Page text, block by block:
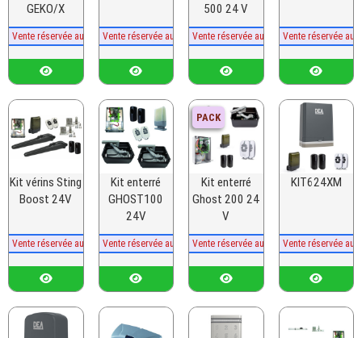
GEKO/X
Vente réservée aux professionnelsVente réservée aux professionnels
500 24 V
Vente réservée aux professionnels
Vente réservée
Kit vérins Sting
Boost 24V
Vente réservée aux professionnels
Kit enterré
GHOST100
24V
Vente réservée aux professionnels
Kit enterré
Ghost 200 24
V
PACK
Vente réservée aux professionnels
KIT624XM
Vente réservée